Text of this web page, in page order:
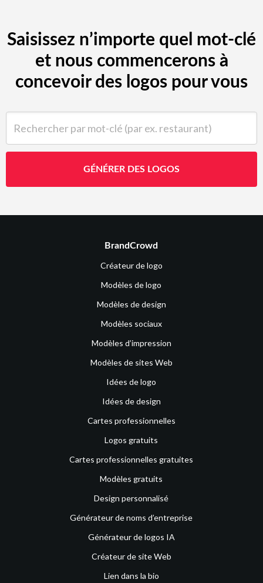
Saisissez n’importe quel mot-clé
et nous commencerons à
concevoir des logos pour vous
GÉNÉRER DES LOGOS
BrandCrowd
Créateur de logo
Modèles de logo
Modèles de design
Modèles sociaux
Modèles d’impression
Modèles de sites Web
Idées de logo
Idées de design
Cartes professionnelles
Logos gratuits
Cartes professionnelles gratuites
Modèles gratuits
Design personnalisé
Générateur de noms d’entreprise
Générateur de logos IA
Créateur de site Web
Lien dans la bio